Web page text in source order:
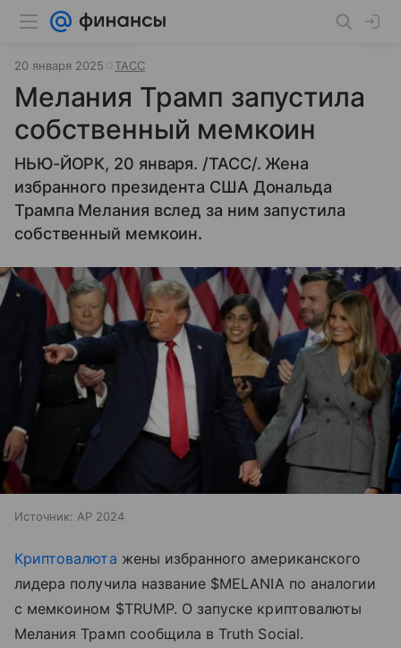
20 января 2025 ТАСС
Мелания Трамп запустила
собственный мемкоин
НЬЮ-ЙОРК, 20 января. /ТАСС/. Жена
избранного президента США Дональда
Трампа Мелания вслед за ним запустила
собственный мемкоин.
Источник: AP 2024
Криптовалюта жены избранного американского
лидера получила название $MELANIA по аналогии
с мемкоином $TRUMP. О запуске криптовалюты
Мелания Трамп сообщила в Truth Social.